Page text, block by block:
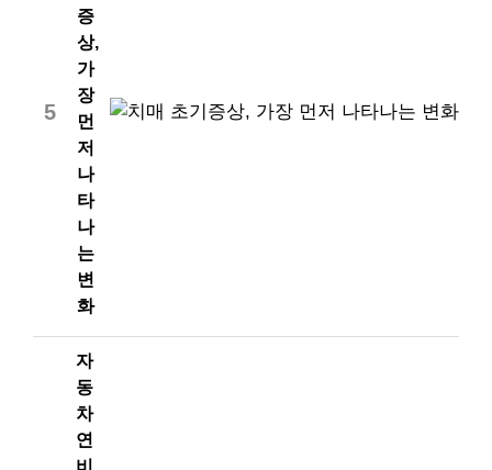
5
증
상,
가
장
먼
저
나
타
나
는
변
화
자
동
차
연
비